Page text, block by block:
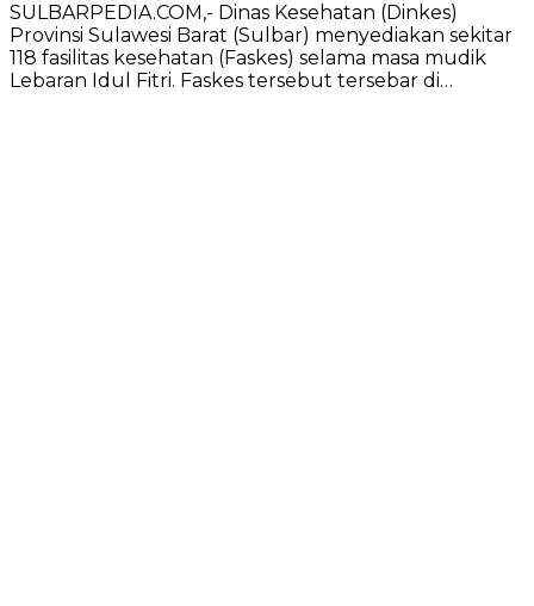
SULBARPEDIA.COM,- Dinas Kesehatan (Dinkes)
Provinsi Sulawesi Barat (Sulbar) menyediakan sekitar
118 fasilitas kesehatan (Faskes) selama masa mudik
Lebaran Idul Fitri. Faskes tersebut tersebar di…